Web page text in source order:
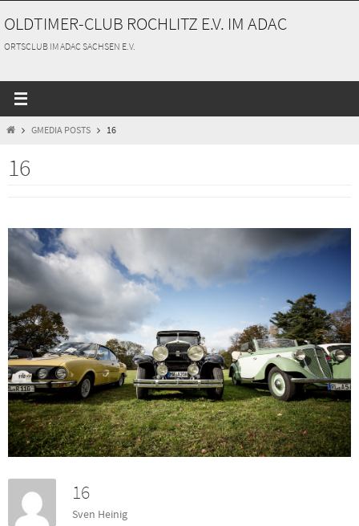
Inhalt
springen
OLDTIMER-CLUB ROCHLITZ E.V. IM ADAC
ORTSCLUB IM ADAC SACHSEN E.V.
STARTGMEDIA POSTS 16
16
16
Sven Heinig